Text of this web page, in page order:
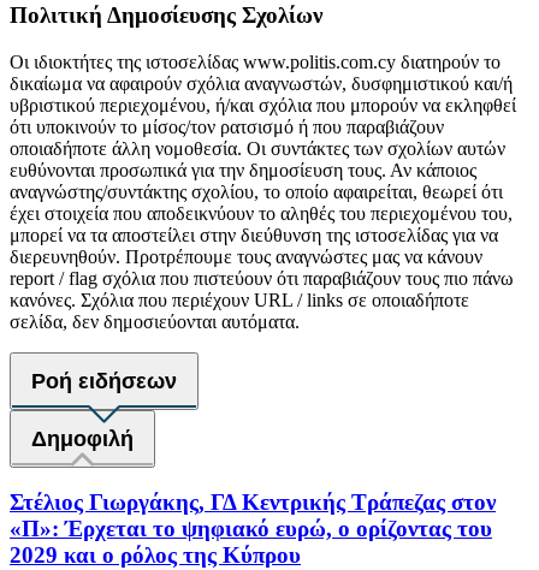
Πολιτική Δημοσίευσης Σχολίων
Οι ιδιοκτήτες της ιστοσελίδας www.politis.com.cy διατηρούν το
δικαίωμα να αφαιρούν σχόλια αναγνωστών, δυσφημιστικού και/ή
υβριστικού περιεχομένου, ή/και σχόλια που μπορούν να εκληφθεί
ότι υποκινούν το μίσος/τον ρατσισμό ή που παραβιάζουν
οποιαδήποτε άλλη νομοθεσία. Οι συντάκτες των σχολίων αυτών
ευθύνονται προσωπικά για την δημοσίευση τους. Αν κάποιος
αναγνώστης/συντάκτης σχολίου, το οποίο αφαιρείται, θεωρεί ότι
έχει στοιχεία που αποδεικνύουν το αληθές του περιεχομένου του,
μπορεί να τα αποστείλει στην διεύθυνση της ιστοσελίδας για να
διερευνηθούν. Προτρέπουμε τους αναγνώστες μας να κάνουν
report / flag σχόλια που πιστεύουν ότι παραβιάζουν τους πιο πάνω
κανόνες. Σχόλια που περιέχουν URL / links σε οποιαδήποτε
σελίδα, δεν δημοσιεύονται αυτόματα.
Ροή ειδήσεων
Δημοφιλή
Στέλιος Γιωργάκης, ΓΔ Κεντρικής Τράπεζας στον
«Π»: Έρχεται το ψηφιακό ευρώ, ο ορίζοντας του
2029 και ο ρόλος της Κύπρου